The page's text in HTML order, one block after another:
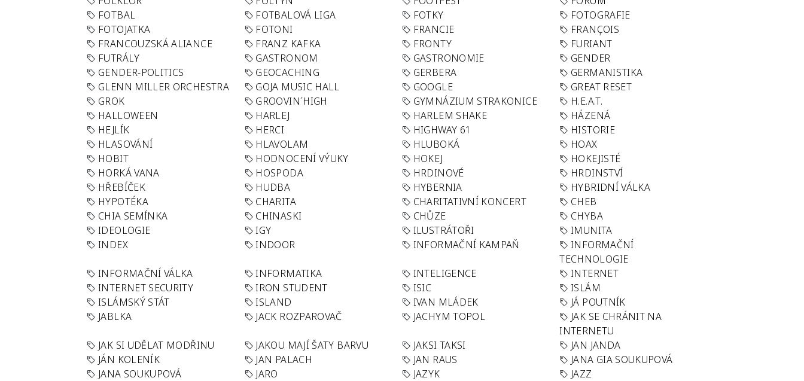
FOTBAL
FOTBALOVÁ LIGA FOTKY
FOTOGRAFIE
FOTOJATKA
FOTONI FRANCIE
FRANÇOIS
FRANCOUZSKÁ ALIANCE
FRANZ KAFKA FRONTY
FURIANT
FUTRÁLY
GASTRONOM GASTRONOMIE
GENDER
GENDER-POLITICS
GEOCACHING GERBERA
GERMANISTIKA
GLENN MILLER ORCHESTRA
GOJA MUSIC HALL GOOGLE
GREAT RESET
GROK
GROOVIN´HIGH GYMNÁZIUM STRAKONICE
H.E.A.T.
HALLOWEEN
HARLEJ HARLEM SHAKE
HÁZENÁ
HEJLÍK
HERCI HIGHWAY 61
HISTORIE
HLASOVÁNÍ
HLAVOLAM HLUBOKÁ
HOAX
HOBIT
HODNOCENÍ VÝUKY HOKEJ
HOKEJISTÉ
HORKÁ VANA
HOSPODA HRDINOVÉ
HRDINSTVÍ
HŘEBÍČEK
HUDBA HYBERNIA
HYBRIDNÍ VÁLKA
HYPOTÉKA
CHARITA CHARITATIVNÍ KONCERT
CHEB
CHIA SEMÍNKA
CHINASKI CHŮZE
CHYBA
IDEOLOGIE
IGY ILUSTRÁTOŘI
IMUNITA
INDEX
INDOOR INFORMAČNÍ KAMPAŇ
INFORMAČNÍ
TECHNOLOGIE
INFORMAČNÍ VÁLKA
INFORMATIKA INTELIGENCE
INTERNET
INTERNET SECURITY
IRON STUDENT ISIC
ISLÁM
ISLÁMSKÝ STÁT
ISLAND IVAN MLÁDEK
JÁ POUTNÍK
JABLKA
JACK ROZPAROVAČ JACHYM TOPOL
JAK SE CHRÁNIT NA
INTERNETU
JAK SI UDĚLAT MODŘINU
JAKOU MAJÍ ŠATY BARVU JAKSI TAKSI
JAN JANDA
JÁN KOLENÍK
JAN PALACH JAN RAUS
JANA GIA SOUKUPOVÁ
JANA SOUKUPOVÁ
JARO JAZYK
JAZZ